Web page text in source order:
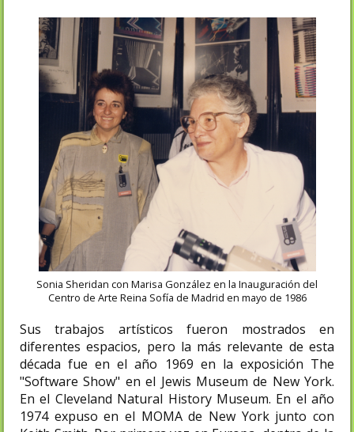
Sonia Sheridan con Marisa González en la Inauguración del
Centro de Arte Reina Sofía de Madrid en mayo de 1986
Sus trabajos artísticos fueron mostrados en
diferentes espacios, pero la más relevante de esta
década fue en el año 1969 en la exposición The
"Software Show" en el Jewis Museum de New York.
En el Cleveland Natural History Museum. En el año
1974 expuso en el MOMA de New York junto con